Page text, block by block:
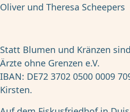
Oliver und Theresa Scheepers
Statt Blumen und Kränzen
Ärzte ohne Grenzen e.V.
IBAN: DE72 3702 0500 0009
Kirsten.